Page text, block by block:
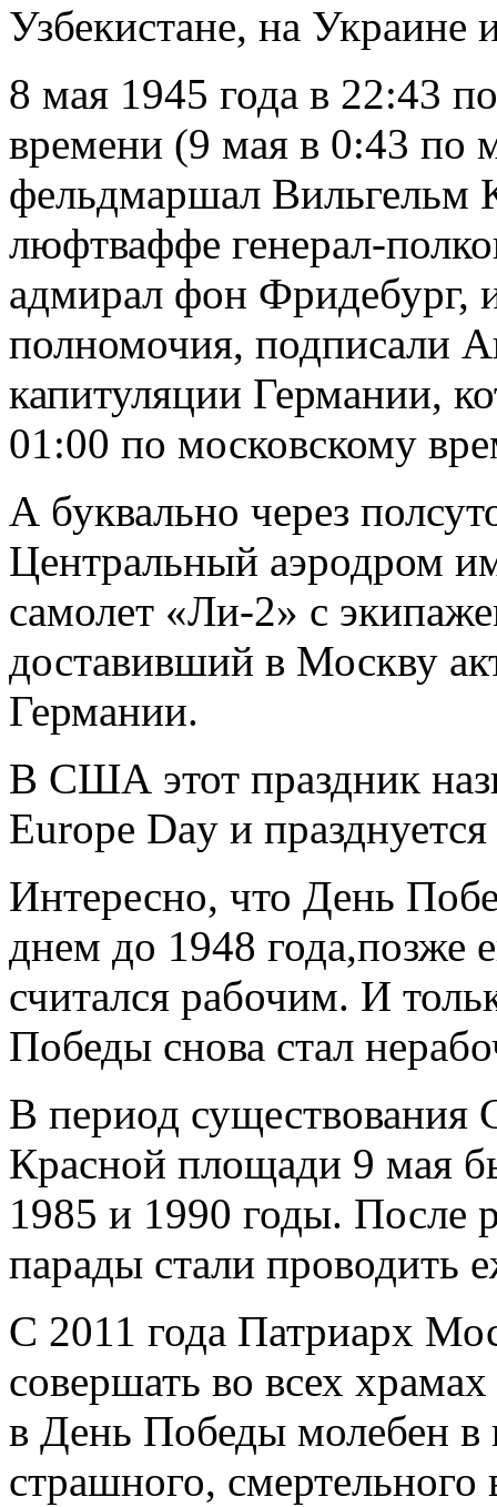
Узбекистане, на
8 мая 1945 года в 22:43
времени (9 мая в 0:43 по
фельдмаршал Вильгельм
люфтваффе генерал-
адмирал фон Фридебург,
полномочия, подписали
капитуляции Германии,
01:00 по московскому
А буквально через
Центральный аэродром
самолет «Ли-2» с
доставивший в Москву
Германии.
В США этот праздник
Europe Day и
Интересно, что День
днем до 1948 года,позже
считался рабочим. И
Победы снова стал
В период
Красной площади 9 мая
1985 и 1990 годы. После
парады стали проводить
С 2011 года Патриарх
совершать во всех
в День Победы молебен в
страшного, смертельного